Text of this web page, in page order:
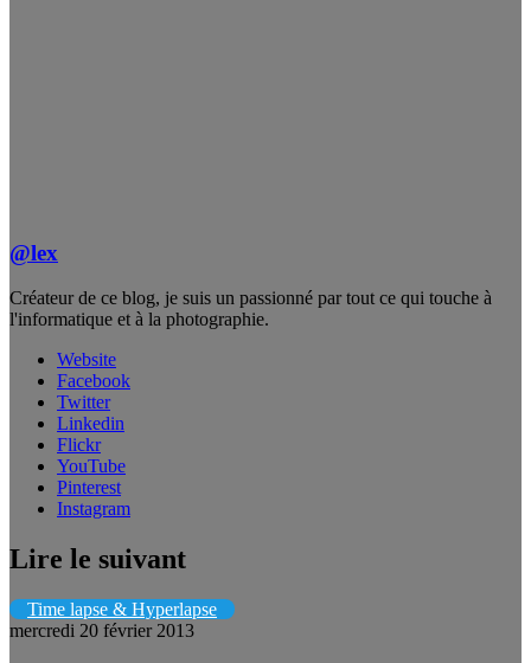
@lex
Créateur de ce blog, je suis un passionné par tout ce qui touche à
l'informatique et à la photographie.
Website
Facebook
Twitter
Linkedin
Flickr
YouTube
Pinterest
Instagram
Lire le suivant
Time lapse & Hyperlapse
mercredi 20 février 2013